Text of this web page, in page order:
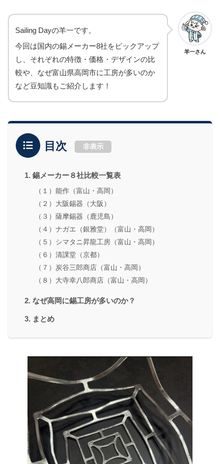
羊一さん
Sailing Dayの羊一です。
今回は国内の錫メーカー8社をピックアップ
し、それぞれの特徴・価格・デザインの比
較や、なぜ富山県高岡市に工房が多いのか
など豆知識もご紹介します！
目次 非表示
1. 錫メーカー８社比較一覧表
（１）能作（富山・高岡）
（２）大阪錫器（大阪）
（３）薩摩錫器（鹿児島）
（４）ナガエ（銀雅堂）（富山・高岡）
（５）シマタニ昇龍工房（富山・高岡）
（６）清課堂（京都）
（７）炭谷三郎商店（富山・高岡）
（８）大寺幸八郎商店（富山・高岡）
2. なぜ高岡に錫工房が多いのか？
3. まとめ